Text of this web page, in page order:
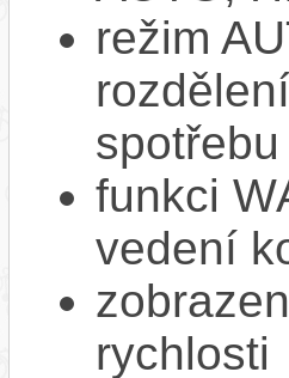
režim
funkci
vedení
rychlosti